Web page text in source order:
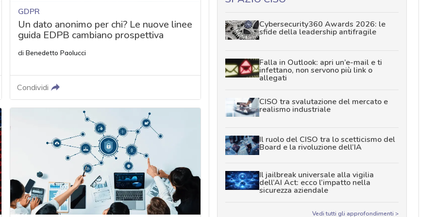
GDPR
Un dato anonimo per chi? Le nuove linee
guida EDPB cambiano prospettiva
di Benedetto Paolucci
Condividi
Cybersecurity360 Awards 2026: le
sfide della leadership antifragile
Falla in Outlook: apri un’e-mail e ti
infettano, non servono più link o
allegati
CISO tra svalutazione del mercato e
realismo industriale
Il ruolo del CISO tra lo scetticismo del
Board e la rivoluzione dell’IA
Il jailbreak universale alla vigilia
dell’AI Act: ecco l’impatto nella
sicurezza aziendale
Vedi tutti gli approfondimenti >